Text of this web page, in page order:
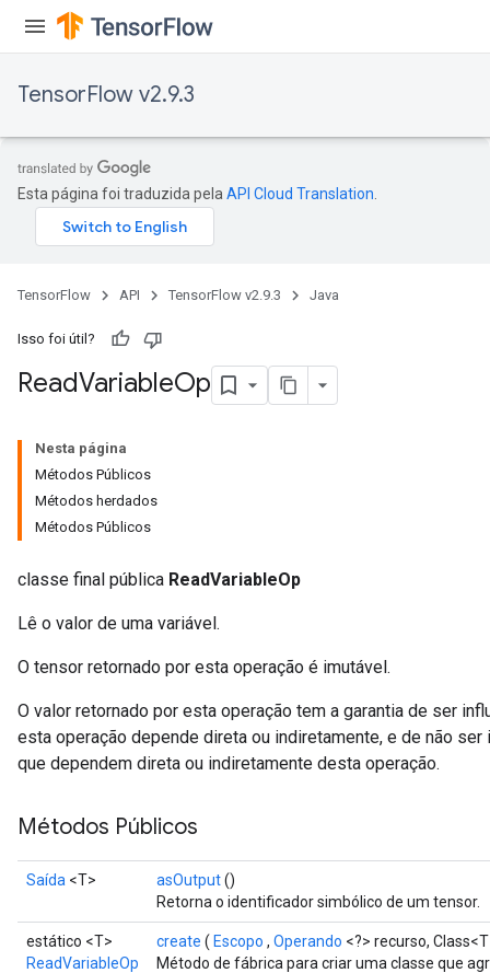
TensorFlow v2.9.3
Esta página foi traduzida pela API Cloud Translation
TensorFlow API TensorFlow v2.9.3 Java
Isso foi útil?
ReadVariableOp
Nesta página
Métodos Públicos
Métodos herdados
Métodos Públicos
classe final pública ReadVariableOp
Lê o valor de uma variável.
O tensor retornado por esta operação é imutável.
O valor retornado por esta operação tem a garantia de ser
esta operação depende direta ou indiretamente, e de não
que dependem direta ou indiretamente desta operação.
Métodos Públicos
Saída <T> asOutput()
Retorna o identificador simbólico de um tensor.
estático <T>
ReadVariableOp
create ( Escopo , Operando <?> recurso,
Método de fábrica para criar uma classe que